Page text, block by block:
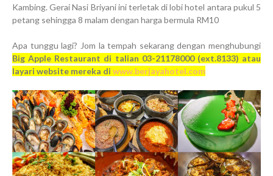
Kambing. Gerai Nasi Briyani ini terletak di lobi hotel antara pukul 5
petang sehingga 8 malam dengan harga bermula RM10
Apa tunggu lagi? Jom la tempah sekarang dengan menghubungi
Big Apple Restaurant di talian 03-21178000 (ext.8133) atau
layari website mereka di www.berjayahotel.com